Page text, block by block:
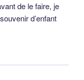
de le faire, je
d’enfant